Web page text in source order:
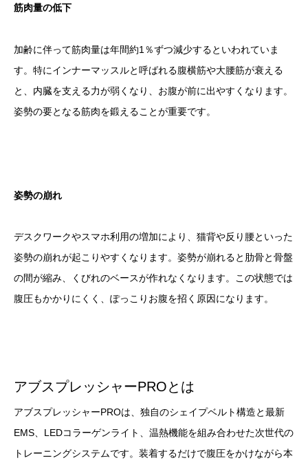
筋肉量の低下
加齢に伴って筋肉量は年間約1％ずつ減少するといわれていま
す。特にインナーマッスルと呼ばれる腹横筋や大腰筋が衰える
と、内臓を支える力が弱くなり、お腹が前に出やすくなります。
姿勢の要となる筋肉を鍛えることが重要です。
姿勢の崩れ
デスクワークやスマホ利用の増加により、猫背や反り腰といった
姿勢の崩れが起こりやすくなります。姿勢が崩れると肋骨と骨盤
の間が縮み、くびれのベースが作れなくなります。この状態では
腹圧もかかりにくく、ぽっこりお腹を招く原因になります。
アブスプレッシャーPROとは
アブスプレッシャーPROは、独自のシェイプベルト構造と最新
EMS、LEDコラーゲンライト、温熱機能を組み合わせた次世代の
トレーニングシステムです。装着するだけで腹圧をかけながら本